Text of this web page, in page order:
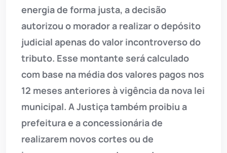
energia de forma justa, a decisão
autorizou o morador a realizar o depósito
judicial apenas do valor incontroverso do
tributo. Esse montante será calculado
com base na média dos valores pagos nos
12 meses anteriores à vigência da nova lei
municipal. A Justiça também proibiu a
prefeitura e a concessionária de
realizarem novos cortes ou de